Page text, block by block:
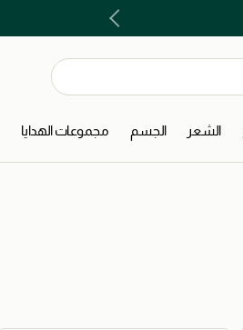
الشعر الجسم مجموعات الهدايا